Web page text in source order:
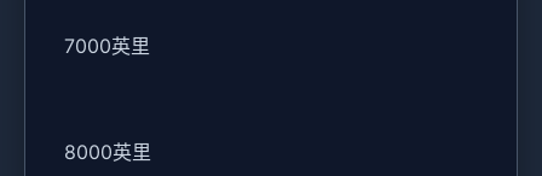
7000英里
8000英里